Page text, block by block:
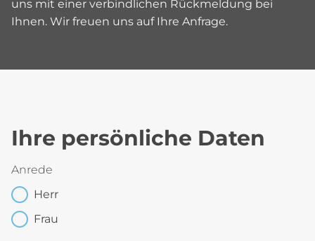
uns mit einer verbindlichen Rückmeldung bei
Ihnen. Wir freuen uns auf Ihre Anfrage.
Ihre persönliche Daten
Anrede
Herr
Frau